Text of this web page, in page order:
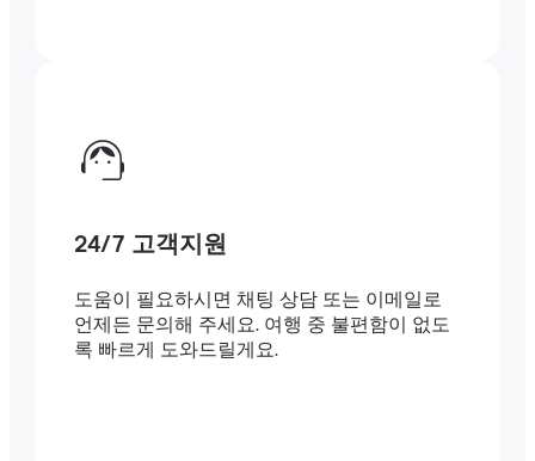
24/7 고객지원
도움이 필요하시면 채팅 상담 또는 이메일로
언제든 문의해 주세요. 여행 중 불편함이 없도
록 빠르게 도와드릴게요.